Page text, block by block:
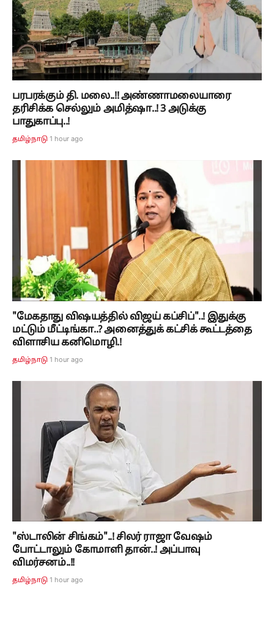
பரபரக்கும் தி. மலை..!! அண்ணாமலையாரை
தரிசிக்க செல்லும் அமித்ஷா..! 3 அடுக்கு
பாதுகாப்பு..!
தமிழ்நாடு 1 hour ago
"மேகதாது விஷயத்தில் விஜய் கப்சிப்"..! இதுக்கு
மட்டும் மீட்டிங்கா..? அனைத்துக் கட்சிக் கூட்டத்தை
விளாசிய கனிமொழி.!
தமிழ்நாடு 1 hour ago
"ஸ்டாலின் சிங்கம்"..! சிலர் ராஜா வேஷம்
போட்டாலும் கோமாளி தான்..! அப்பாவு
விமர்சனம்..!!
தமிழ்நாடு 1 hour ago